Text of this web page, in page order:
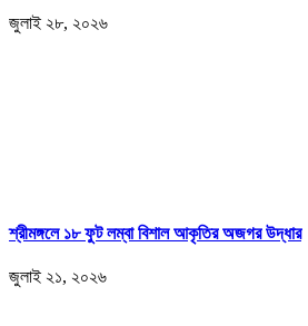
জুলাই ২৮, ২০২৬
শ্রীমঙ্গলে ১৮ ফুট লম্বা বিশাল আকৃতির অজগর উদ্ধার
জুলাই ২১, ২০২৬